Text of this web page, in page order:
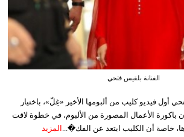
الفنانة بلقيس فتحي
أول فيديو كليب من ألبومها الأخير «غِلّ»، باختيار
باكورة الأعمال المصورة من الألبوم، في خطوة لاقت
خاصة أن الكليب ابتعد عن الفك�...
المزيد